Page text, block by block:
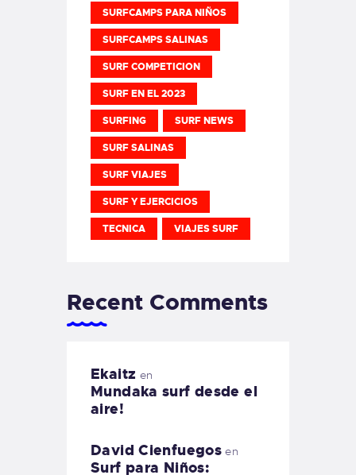
SURFCAMPS PARA NIÑOS
SURFCAMPS SALINAS
SURF COMPETICION
SURF EN EL 2023
SURFING SURF NEWS
SURF SALINAS
SURF VIAJES
SURF Y EJERCICIOS
TECNICA VIAJES SURF
Recent Comments
Ekaitz en
Mundaka surf desde el
aire!
David Cienfuegos en
Surf para Niños: